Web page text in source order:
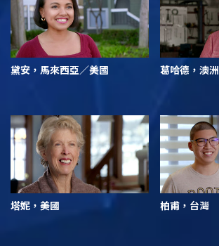
黛安，馬來西亞／美國 葛哈德，澳洲
塔妮，美國 柏甫，台灣